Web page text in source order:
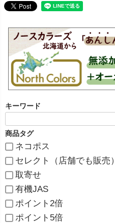
キーワード
商品タグ
ネコポス
セレクト（店舗でも販売）
取寄せ
有機JAS
ポイント2倍
ポイント5倍